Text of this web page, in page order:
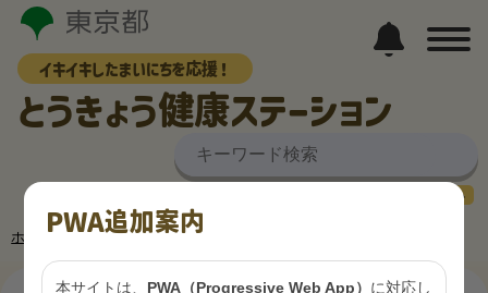
イキイキしたまいにちを応援！
とうきょう健康ステーション
小
ホーム その他健康づくり情報
PWA追加案内
本サイトは、 PWA（Progressive Web App） に対応し